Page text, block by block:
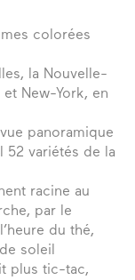
colorées
la Nouvelle-
New-York, en
panoramique
52 variétés de la
racine au
par le
du thé,
soleil
plus tic-tac,